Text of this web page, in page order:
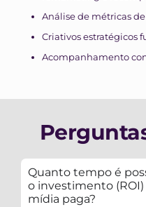
Análise de métricas de
Criativos estratégicos
Acompanhamento
Quanto tempo é
o investimento
mídia paga?